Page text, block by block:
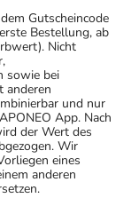
Gutscheincode
Bestellung, ab
Nicht
sowie bei
anderen
und nur
App. Nach
der Wert des
Wir
eines
anderen